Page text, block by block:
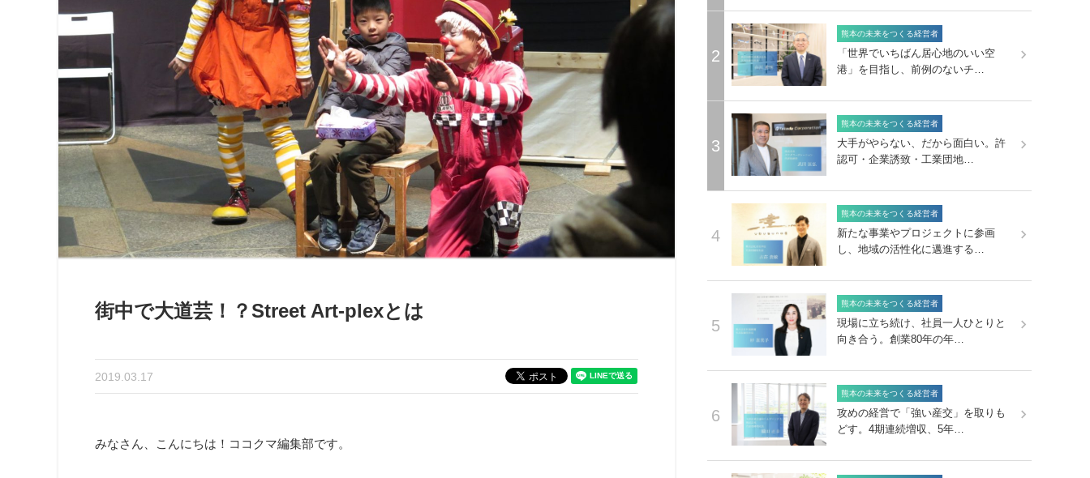
街中で大道芸！？Street Art-plexとは
2019.03.17
みなさん、こんにちは！ココクマ編集部です。
2
熊本の未来をつくる経営者
「世界でいちばん居心地のいい空
港」を目指し、前例のないチ…
3
熊本の未来をつくる経営者
大手がやらない、だから面白い。許
認可・企業誘致・工業団地…
4
熊本の未来をつくる経営者
新たな事業やプロジェクトに参画
し、地域の活性化に邁進する…
5
熊本の未来をつくる経営者
現場に立ち続け、社員一人ひとりと
向き合う。創業80年の年…
6
熊本の未来をつくる経営者
攻めの経営で「強い産交」を取りも
どす。4期連続増収、5年…